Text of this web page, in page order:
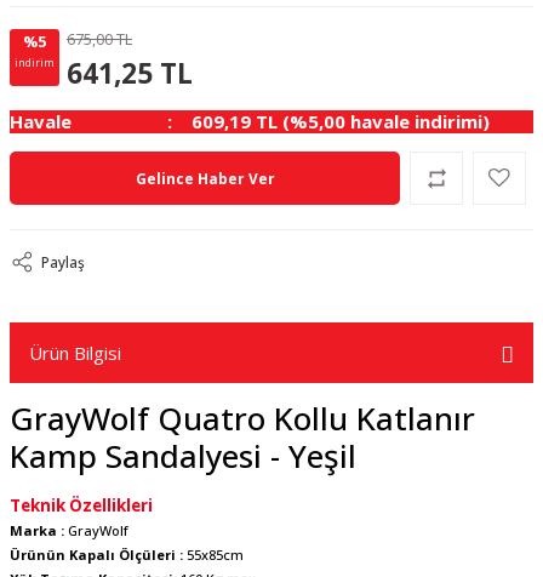
%5
indirim
675,00 TL
641,25 TL
Havale 609,19 TL (%5,00 havale indirimi)
Gelince Haber Ver
Paylaş
Ürün Bilgisi
GrayWolf Quatro Kollu Katlanır
Kamp Sandalyesi - Yeşil
Teknik Özellikleri
Marka : GrayWolf
Ürünün Kapalı Ölçüleri : 55x85cm